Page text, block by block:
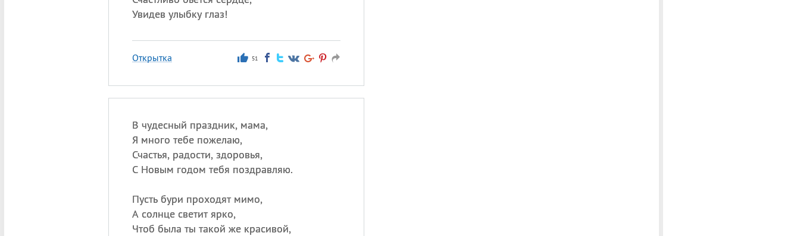
Увидев улыбку глаз!
Открытка 51
В чудесный праздник, мама,
Я много тебе пожелаю,
Счастья, радости, здоровья,
С Новым годом тебя поздравляю.
Пусть бури проходят мимо,
А солнце светит ярко,
Чтоб была ты такой же красивой,